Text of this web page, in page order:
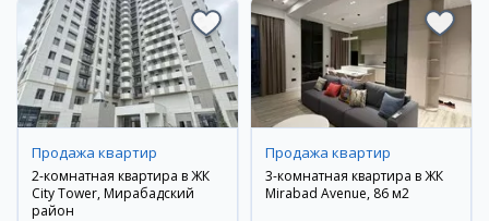
Продажа квартир
2-комнатная квартира в ЖК
City Tower, Мирабадский
район
Продажа квартир
3-комнатная квартира в ЖК
Mirabad Avenue, 86 м2